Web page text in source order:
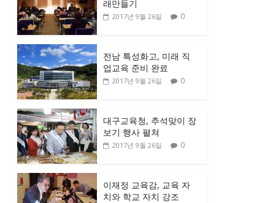
래만들기
2017년 9월 26일 0
전남 특성화고, 미래 직
업교육 준비 완료
2017년 9월 26일 0
대구교육청, 추석맞이 장
보기 행사 펼쳐
2017년 9월 26일 0
이재정 교육감, 교육 자
치와 학교 자치 강조